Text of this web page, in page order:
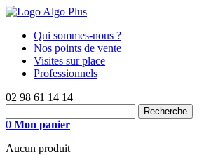
Qui sommes-nous ?
Nos points de vente
Visites sur place
Professionnels
02 98 61 14 14
0 Mon panier
Aucun produit